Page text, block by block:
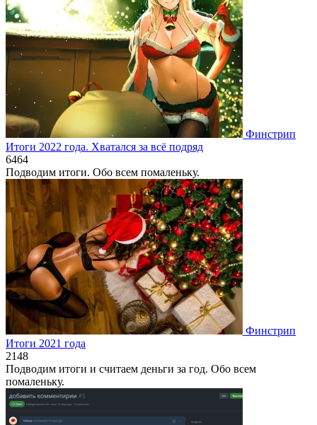
Финстрип
Итоги 2022 года. Хватался за всё подряд
6464
Подводим итоги. Обо всем помаленьку.
Финстрип
Итоги 2021 года
2148
Подводим итоги и считаем деньги за год. Обо всем
помаленьку.